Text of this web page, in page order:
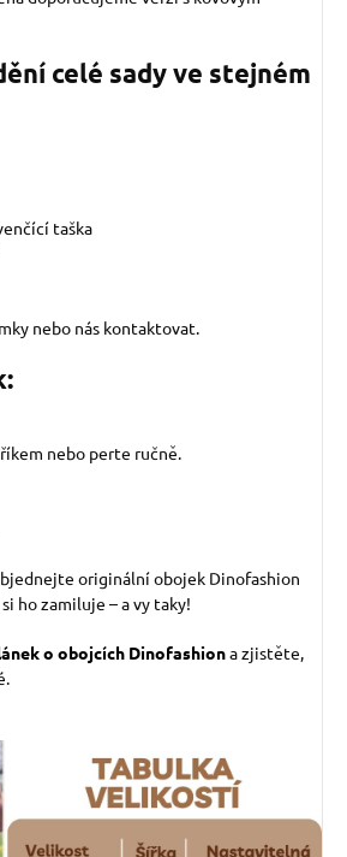
celé sady ve stejném
taška
nebo nás kontaktovat.
nebo perte ručně.
originální obojek Dinofashion
ho zamiluje – a vy taky!
o obojcích Dinofashiona zjistěte,